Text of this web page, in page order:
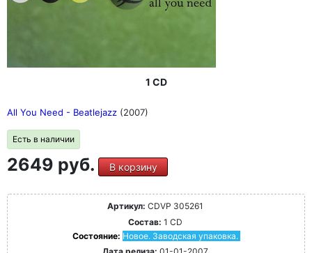
1 CD
All You Need - Beatlejazz (2007)
Есть в наличии
2649 руб. В корзину
Артикул: CDVP 305261
Состав: 1 CD
Состояние: Новое. Заводская упаковка.